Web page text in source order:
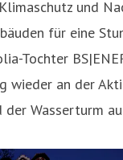
und
für eine
Tochter
wieder an der
Wasserturm